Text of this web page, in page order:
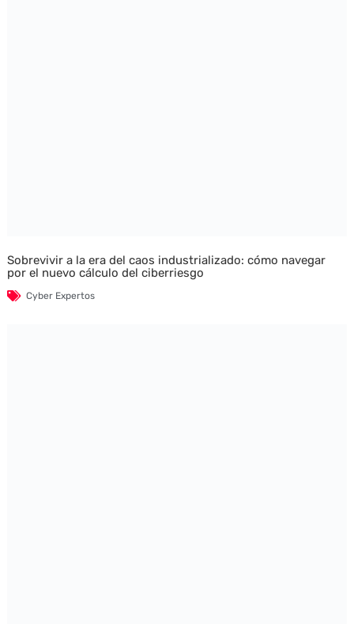
Sobrevivir a la era del caos industrializado: cómo navegar
por el nuevo cálculo del ciberriesgo
Cyber Expertos